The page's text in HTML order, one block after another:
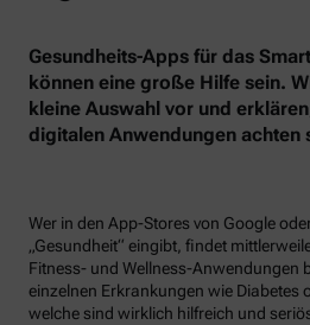
Gesundheits-Apps für das
können eine große Hilfe sein.
kleine Auswahl vor und
digitalen Anwendungen achten
Wer in den App-Stores von Google
„Gesundheit“ eingibt, findet
Fitness- und Wellness-Anwendungen
einzelnen Erkrankungen wie Diabetes
welche sind wirklich hilfreich und